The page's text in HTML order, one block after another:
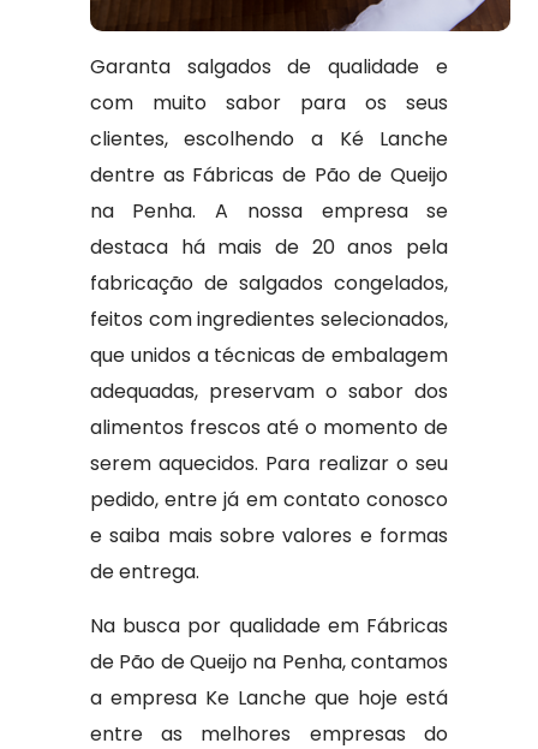
Garanta salgados de qualidade e
com muito sabor para os seus
clientes, escolhendo a Ké Lanche
dentre as Fábricas de Pão de Queijo
na Penha. A nossa empresa se
destaca há mais de 20 anos pela
fabricação de salgados congelados,
feitos com ingredientes selecionados,
que unidos a técnicas de embalagem
adequadas, preservam o sabor dos
alimentos frescos até o momento de
serem aquecidos. Para realizar o seu
pedido, entre já em contato conosco
e saiba mais sobre valores e formas
de entrega.
Na busca por qualidade em Fábricas
de Pão de Queijo na Penha, contamos
a empresa Ke Lanche que hoje está
entre as melhores empresas do